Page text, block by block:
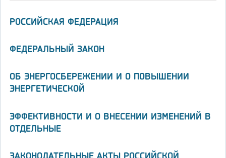
РОССИЙСКАЯ ФЕДЕРАЦИЯ
ФЕДЕРАЛЬНЫЙ ЗАКОН
ОБ ЭНЕРГОСБЕРЕЖЕНИИ И О ПОВЫШЕНИИ
ЭНЕРГЕТИЧЕСКОЙ
ЭФФЕКТИВНОСТИ И О ВНЕСЕНИИ ИЗМЕНЕНИЙ В
ОТДЕЛЬНЫЕ